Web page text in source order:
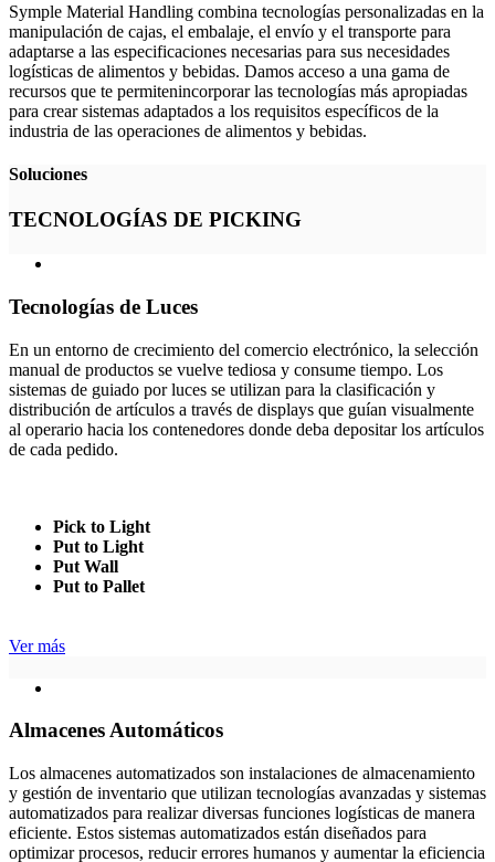
Symple Material Handling combina tecnologías personalizadas en la
manipulación de cajas, el embalaje, el envío y el transporte para
adaptarse a las especificaciones necesarias para sus necesidades
logísticas de alimentos y bebidas. Damos acceso a una gama de
recursos que te permitenincorporar las tecnologías más apropiadas
para crear sistemas adaptados a los requisitos específicos de la
industria de las operaciones de alimentos y bebidas.
Soluciones
TECNOLOGÍAS DE PICKING
Tecnologías de Luces
En un entorno de crecimiento del comercio electrónico, la selección
manual de productos se vuelve tediosa y consume tiempo. Los
sistemas de guiado por luces se utilizan para la clasificación y
distribución de artículos a través de displays que guían visualmente
al operario hacia los contenedores donde deba depositar los artículos
de cada pedido.
Pick to Light
Put to Light
Put Wall
Put to Pallet
Ver más
Almacenes Automáticos
Los almacenes automatizados son instalaciones de almacenamiento
y gestión de inventario que utilizan tecnologías avanzadas y sistemas
automatizados para realizar diversas funciones logísticas de manera
eficiente. Estos sistemas automatizados están diseñados para
optimizar procesos, reducir errores humanos y aumentar la eficiencia